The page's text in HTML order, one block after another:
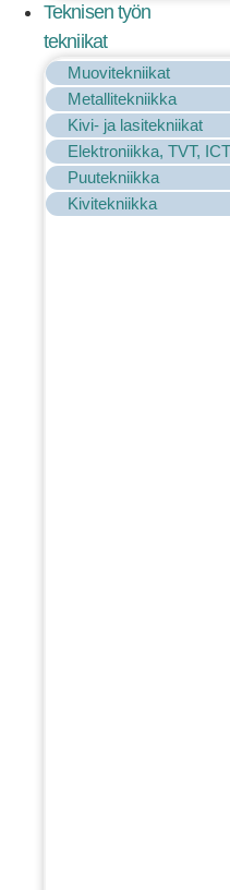
Teknisen työn
tekniikat
Muovitekniikat
Metallitekniikka
Kivi- ja lasitekniikat
Elektroniikka, TVT, ICT
Puutekniikka
Kivitekniikka